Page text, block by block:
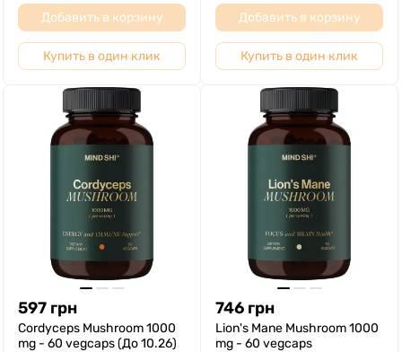
Добавить в корзину
Купить в один клик
Добавить в корзину
Купить в один клик
597 грн
Cordyceps Mushroom 1000
mg - 60 vegcaps (До 10.26)
746 грн
Lion's Mane Mushroom 1000
mg - 60 vegcaps